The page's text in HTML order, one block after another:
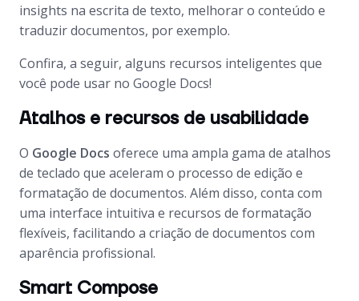
insights na escrita de texto, melhorar o conteúdo e
traduzir documentos, por exemplo.
Confira, a seguir, alguns recursos inteligentes que
você pode usar no Google Docs!
Atalhos e recursos de usabilidade
O Google Docs oferece uma ampla gama de atalhos
de teclado que aceleram o processo de edição e
formatação de documentos. Além disso, conta com
uma interface intuitiva e recursos de formatação
flexíveis, facilitando a criação de documentos com
aparência profissional.
Smart Compose